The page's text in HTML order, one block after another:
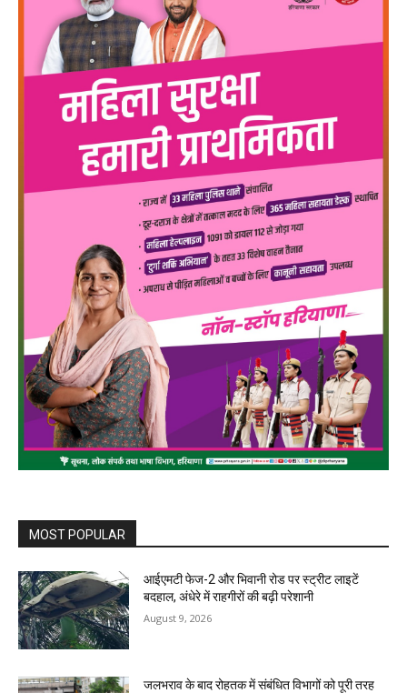
MOST POPULAR
आईएमटी फेज-2 और भिवानी रोड पर स्ट्रीट लाइटें
बदहाल, अंधेरे में राहगीरों की बढ़ी परेशानी
August 9, 2026
जलभराव के बाद रोहतक में संबंधित विभागों को पूरी तरह